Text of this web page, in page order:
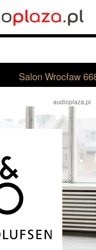
Salon Wrocław
audioplaza.pl